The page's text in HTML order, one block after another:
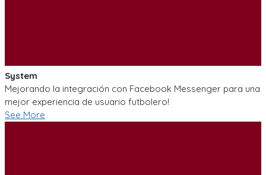
System
Mejorando la integración con Facebook Messenger para una
mejor experiencia de usuario futbolero!
See More